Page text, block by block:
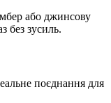
або джинсову
без зусиль.
поєднання для